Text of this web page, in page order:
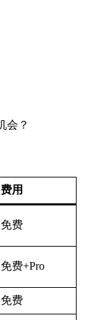
会？
费用
免费
免费+Pro
免费